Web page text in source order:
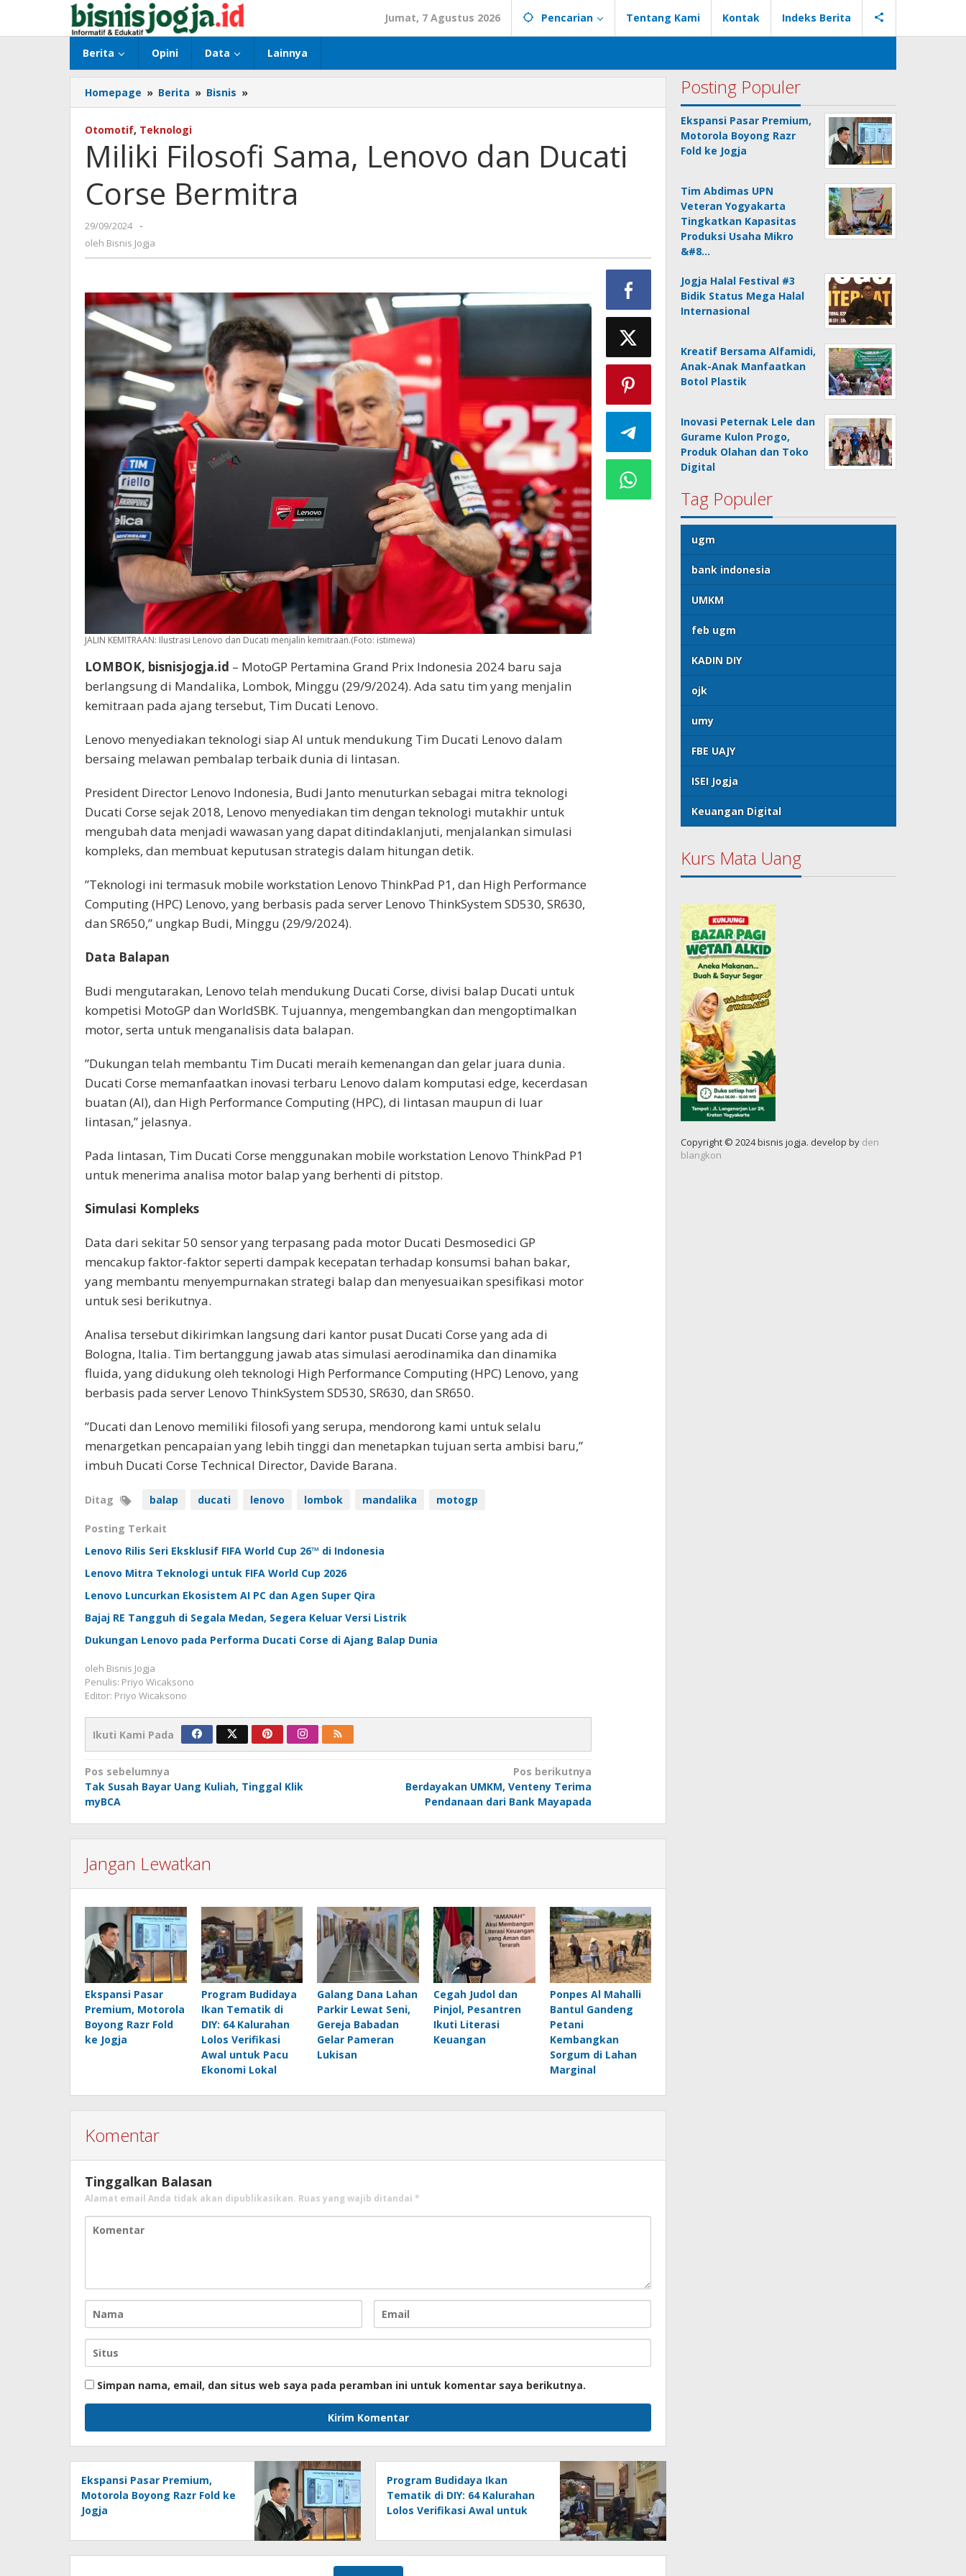
konten
Jumat, 7 Agustus 2026 Pencarian Tentang Kami Kontak Indeks Berita
Berita Opini Data Lainnya
Homepage » Berita » Bisnis »
Filosofi
dan
Ducati
Corse
Bermitra
Otomotif, Teknologi
Miliki Filosofi Sama, Lenovo dan Ducati
Corse Bermitra
29/09/2024
oleh
Bisnis
Jogja
-
oleh Bisnis Jogja
JALIN KEMITRAAN: Ilustrasi Lenovo dan Ducati menjalin kemitraan.(Foto: istimewa)
LOMBOK, bisnisjogja.id – MotoGP Pertamina Grand Prix Indonesia 2024 baru saja
berlangsung di Mandalika, Lombok, Minggu (29/9/2024). Ada satu tim yang menjalin
kemitraan pada ajang tersebut, Tim Ducati Lenovo.
Lenovo menyediakan teknologi siap AI untuk mendukung Tim Ducati Lenovo dalam
bersaing melawan pembalap terbaik dunia di lintasan.
President Director Lenovo Indonesia, Budi Janto menuturkan sebagai mitra teknologi
Ducati Corse sejak 2018, Lenovo menyediakan tim dengan teknologi mutakhir untuk
mengubah data menjadi wawasan yang dapat ditindaklanjuti, menjalankan simulasi
kompleks, dan membuat keputusan strategis dalam hitungan detik.
”Teknologi ini termasuk mobile workstation Lenovo ThinkPad P1, dan High Performance
Computing (HPC) Lenovo, yang berbasis pada server Lenovo ThinkSystem SD530, SR630,
dan SR650,” ungkap Budi, Minggu (29/9/2024).
Data Balapan
Budi mengutarakan, Lenovo telah mendukung Ducati Corse, divisi balap Ducati untuk
kompetisi MotoGP dan WorldSBK. Tujuannya, mengembangkan dan mengoptimalkan
motor, serta untuk menganalisis data balapan.
”Dukungan telah membantu Tim Ducati meraih kemenangan dan gelar juara dunia.
Ducati Corse memanfaatkan inovasi terbaru Lenovo dalam komputasi edge, kecerdasan
buatan (AI), dan High Performance Computing (HPC), di lintasan maupun di luar
lintasan,” jelasnya.
Pada lintasan, Tim Ducati Corse menggunakan mobile workstation Lenovo ThinkPad P1
untuk menerima analisa motor balap yang berhenti di pitstop.
Simulasi Kompleks
Data dari sekitar 50 sensor yang terpasang pada motor Ducati Desmosedici GP
mencakup faktor-faktor seperti dampak kecepatan terhadap konsumsi bahan bakar,
yang membantu menyempurnakan strategi balap dan menyesuaikan spesifikasi motor
untuk sesi berikutnya.
Analisa tersebut dikirimkan langsung dari kantor pusat Ducati Corse yang ada di
Bologna, Italia. Tim bertanggung jawab atas simulasi aerodinamika dan dinamika
fluida, yang didukung oleh teknologi High Performance Computing (HPC) Lenovo, yang
berbasis pada server Lenovo ThinkSystem SD530, SR630, dan SR650.
”Ducati dan Lenovo memiliki filosofi yang serupa, mendorong kami untuk selalu
menargetkan pencapaian yang lebih tinggi dan menetapkan tujuan serta ambisi baru,”
imbuh Ducati Corse Technical Director, Davide Barana.
Ditag balap ducati lenovo lombok mandalika motogp
Posting Terkait
Lenovo Rilis Seri Eksklusif FIFA World Cup 26™ di Indonesia
Lenovo Mitra Teknologi untuk FIFA World Cup 2026
Lenovo Luncurkan Ekosistem AI PC dan Agen Super Qira
Bajaj RE Tangguh di Segala Medan, Segera Keluar Versi Listrik
Dukungan Lenovo pada Performa Ducati Corse di Ajang Balap Dunia
oleh Bisnis Jogja
Penulis: Priyo Wicaksono
Editor: Priyo Wicaksono
Ikuti Kami Pada
Navigasi
pos
Pos sebelumnya
Tak Susah Bayar Uang Kuliah, Tinggal Klik
myBCA
Pos berikutnya
Berdayakan UMKM, Venteny Terima
Pendanaan dari Bank Mayapada
Jangan Lewatkan
Ekspansi Pasar
Premium, Motorola
Boyong Razr Fold
ke Jogja
Program Budidaya
Ikan Tematik di
DIY: 64 Kalurahan
Lolos Verifikasi
Awal untuk Pacu
Ekonomi Lokal
Galang Dana Lahan
Parkir Lewat Seni,
Gereja Babadan
Gelar Pameran
Lukisan
Cegah Judol dan
Pinjol, Pesantren
Ikuti Literasi
Keuangan
Ponpes Al Mahalli
Bantul Gandeng
Petani
Kembangkan
Sorgum di Lahan
Marginal
Komentar
Tinggalkan Balasan
Alamat email Anda tidak akan dipublikasikan. Ruas yang wajib ditandai *
Simpan nama, email, dan situs web saya pada peramban ini untuk komentar saya berikutnya.
Ekspansi Pasar Premium,
Motorola Boyong Razr Fold ke
Jogja
Program Budidaya Ikan
Tematik di DIY: 64 Kalurahan
Lolos Verifikasi Awal untuk
Posting Populer
Ekspansi Pasar Premium,
Motorola Boyong Razr
Fold ke Jogja
Tim Abdimas UPN
Veteran Yogyakarta
Tingkatkan Kapasitas
Produksi Usaha Mikro
&#8…
Jogja Halal Festival #3
Bidik Status Mega Halal
Internasional
Kreatif Bersama Alfamidi,
Anak-Anak Manfaatkan
Botol Plastik
Inovasi Peternak Lele dan
Gurame Kulon Progo,
Produk Olahan dan Toko
Digital
Tag Populer
ugm
bank indonesia
UMKM
feb ugm
KADIN DIY
ojk
umy
FBE UAJY
ISEI Jogja
Keuangan Digital
Kurs Mata Uang
Copyright © 2024 bisnis jogja. develop by den
blangkon